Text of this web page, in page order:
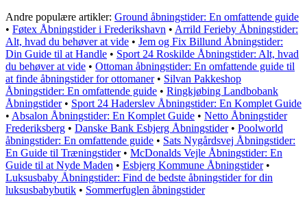
Andre populære artikler: Ground åbningstider: En omfattende guide
• Føtex Åbningstider i Frederikshavn • Arrild Ferieby Åbningstider:
Alt, hvad du behøver at vide • Jem og Fix Billund Åbningstider:
Din Guide til at Handle • Sport 24 Roskilde Åbningstider: Alt, hvad
du behøver at vide • Ottoman åbningstider: En omfattende guide til
at finde åbningstider for ottomaner• Silvan Pakkeshop
Åbningstider: En omfattende guide • Ringkjøbing Landbobank
Åbningstider• Sport 24 Haderslev Åbningstider: En Komplet Guide
• Absalon Åbningstider: En Komplet Guide • Netto Åbningstider
Frederiksberg • Danske Bank Esbjerg Åbningstider• Poolworld
åbningstider: En omfattende guide • Sats Nygårdsvej Åbningstider:
En Guide til Træningstider• McDonalds Vejle Åbningstider: En
Guide til at Nyde Maden • Esbjerg Kommune Åbningstider•
Luksusbaby Åbningstider: Find de bedste åbningstider for din
luksusbabybutik • Sommerfuglen åbningstider